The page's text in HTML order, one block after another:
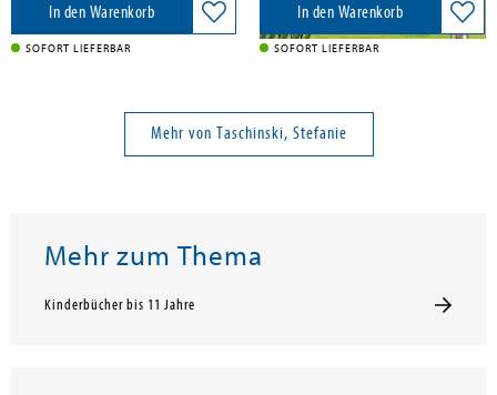
In den Warenkorb
SOFORT LIEFERBAR
In den Warenkorb
SOFORT LIEFERBAR
Mehr von Taschinski, Stefanie
Mehr zum Thema
Kinderbücher bis 11 Jahre